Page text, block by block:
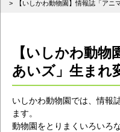
【いしかわ動物園】情報誌「アニ
【いしかわ動
あいズ」生まれ
いしかわ動物園では、情
ます。
動物園をとりまくいろいろ